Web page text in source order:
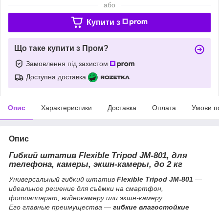
або
Купити з
Що таке купити з Пром?
Замовлення під захистом
Доступна доставка
Опис Характеристики Доставка Оплата Умови
Опис
Гибкий штатив Flexible Tripod JM-801, для
телефона, камеры, экшн-камеры, до 2 кг
Универсальный гибкий штатив Flexible Tripod JM-801 —
идеальное решение для съёмки на смартфон,
фотоаппарат, видеокамеру или экшн-камеру.
Его главные преимущества — гибкие влагостойкие